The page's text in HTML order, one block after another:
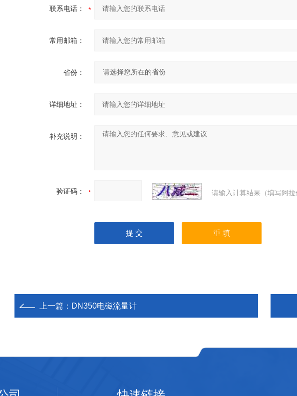
联系电话：
常用邮箱：
省份：
详细地址：
补充说明：
验证码： 请输入计算结果（填写阿
上一篇： DN350电磁流量计